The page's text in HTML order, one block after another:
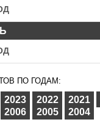
ПО ГОДАМ:
2023 2022 2021
2006 2005 2004